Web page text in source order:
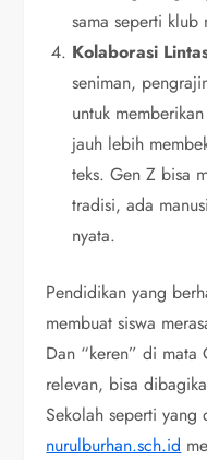
sama seperti klub
Kolaborasi
seniman,
untuk
jauh lebih
teks. Gen Z bisa
tradisi, ada
nyata.
Pendidikan yang
membuat siswa
Dan “keren” di
relevan, bisa
Sekolah seperti
nurulburhan.sch.id